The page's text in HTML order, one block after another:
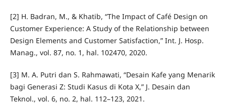
[2] H. Badran, M., & Khatib, “The Impact of Café Design on
Customer Experience: A Study of the Relationship between
Design Elements and Customer Satisfaction,” Int. J. Hosp.
Manag., vol. 87, no. 1, hal. 102470, 2020.
[3] M. A. Putri dan S. Rahmawati, “Desain Kafe yang Menarik
bagi Generasi Z: Studi Kasus di Kota X,” J. Desain dan
Teknol., vol. 6, no. 2, hal. 112–123, 2021.